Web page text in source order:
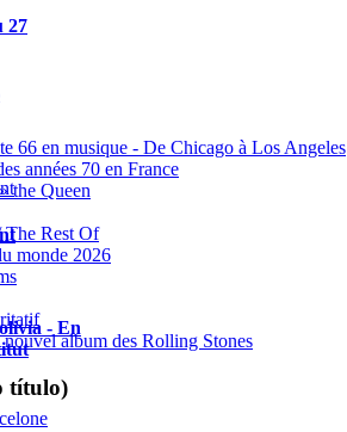
27
- En
66 en musique - De Chicago à Los Angeles
années 70 en France
the Queen
The Rest Of
monde 2026
album des Rolling Stones
título)